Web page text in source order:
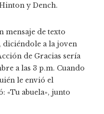
y Dench.
mensaje de texto
diciéndole a la joven
de Gracias sería
a las 3 p.m. Cuando
le envió el
«Tu abuela», junto